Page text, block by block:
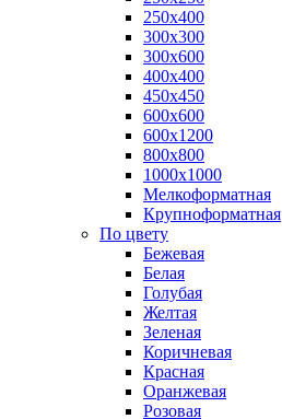
250х400
300х300
300х600
400х400
450х450
600х600
600х1200
800х800
1000х1000
Мелкоформатная
Крупноформатная
По цвету
Бежевая
Белая
Голубая
Желтая
Зеленая
Коричневая
Красная
Оранжевая
Розовая